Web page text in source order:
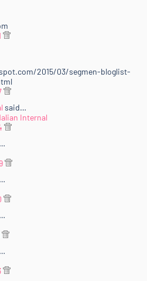
2015/03/segmen-bloglist-
said…
Internal